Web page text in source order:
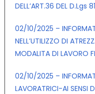
DELL’ART.36 DEL
02/10/2025 –
NELL’UTILIZZO DI
MODALITA DI LAVORO
02/10/2025 –
LAVORATRICI-AI SENSI